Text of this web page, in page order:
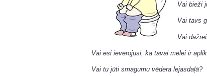
Vai bieži
Vai tavs
Vai
Vai esi ievērojusi, ka tavai mēlei ir
Vai tu jūti smagumu vēdera lejasdaļā?